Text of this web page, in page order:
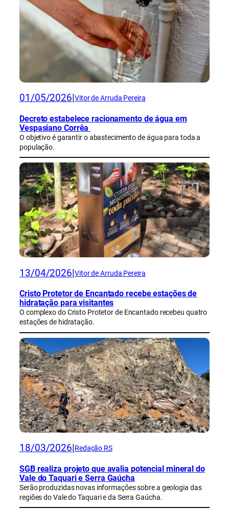
01/05/2026 Vitor de Arruda Pereira
Decreto estabelece racionamento de água em
Vespasiano Corrêa
O objetivo é garantir o abastecimento de água para toda a
população.
13/04/2026 Vitor de Arruda Pereira
Cristo Protetor de Encantado recebe estações de
hidratação para visitantes
O complexo do Cristo Protetor de Encantado recebeu quatro
estações de hidratação.
18/03/2026 Redação RS
SGB realiza projeto que avalia potencial mineral do
Vale do Taquari e Serra Gaúcha
Serão produzidas novas informações sobre a geologia das
regiões do Vale do Taquari e da Serra Gaúcha.